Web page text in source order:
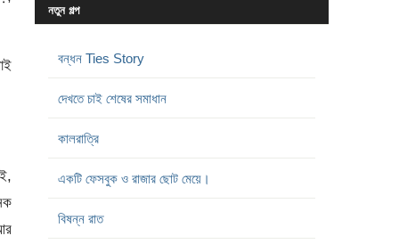
নতুন গল্প
বন্ধন Ties Story
দেখতে চাই শেষের সমাধান
কালরাত্রি
একটি ফেসবুক ও রাজার ছোট মেয়ে।
বিষন্ন রাত